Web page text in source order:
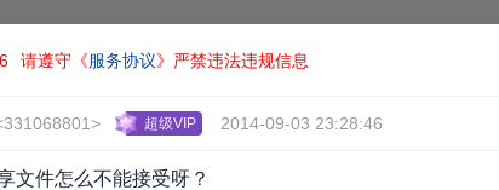
请遵守《服务协议》严禁违法违规信息
超级VIP 2014-09-03 23:28:46
文件怎么不能接受呀？